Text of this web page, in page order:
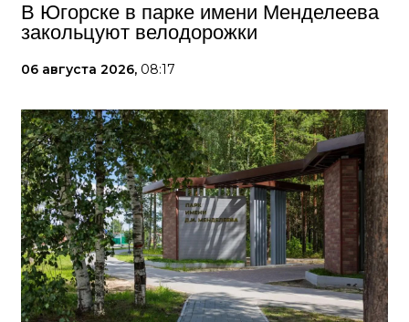
В Югорске в парке имени Менделеева
закольцуют велодорожки
06 августа 2026, 08:17